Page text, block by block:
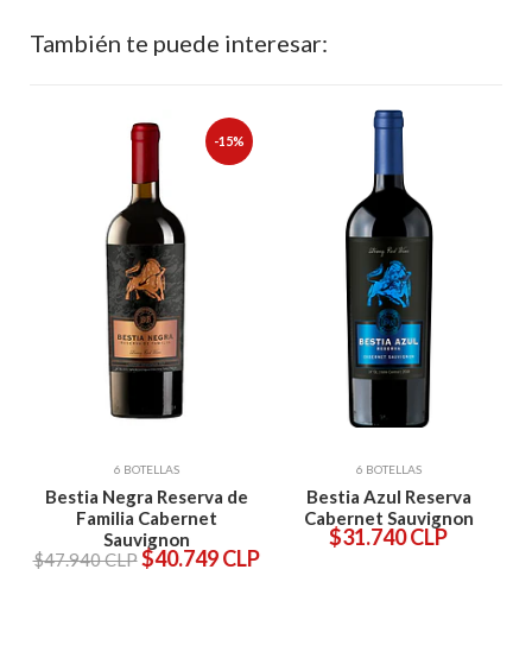
También te puede interesar:
-15%
6 BOTELLAS
Bestia Negra Reserva de
Familia Cabernet
Sauvignon
$47.940 CLP $40.749 CLP
6 BOTELLAS
Bestia Azul Reserva
Cabernet Sauvignon
$31.740 CLP